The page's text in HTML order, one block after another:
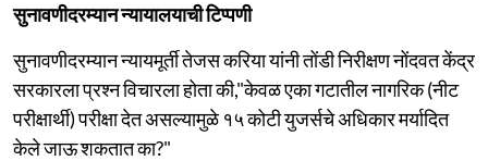
सुनावणीदरम्यान न्यायालयाची टिप्पणी
सुनावणीदरम्यान न्यायमूर्ती तेजस करिया यांनी तोंडी निरीक्षण नोंदवत केंद्र
सरकारला प्रश्न विचारला होता की,"केवळ एका गटातील नागरिक (नीट
परीक्षार्थी) परीक्षा देत असल्यामुळे १५ कोटी युजर्सचे अधिकार मर्यादित
केले जाऊ शकतात का?"